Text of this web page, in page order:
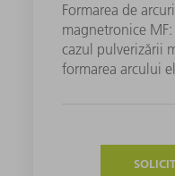
Formarea de
magnetronice
cazul pulverizării
formarea arcului